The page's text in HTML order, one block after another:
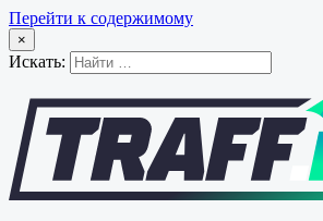
Перейти к содержимому
×
Искать: